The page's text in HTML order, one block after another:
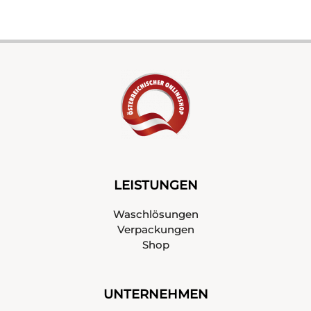
LEISTUNGEN
Waschlösungen
Verpackungen
Shop
UNTERNEHMEN